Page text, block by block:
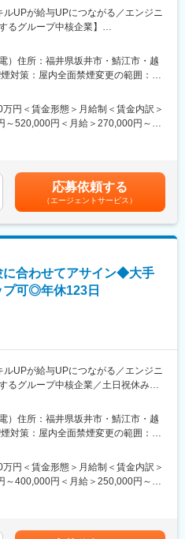
広げる事が可能です。
回開催／プログラミングや設計など幅
目指せる
的なお取引社数を誇る当社。
あっても、会社の都合で挑戦できな
す。
バイザーがおり、キャリアアドバイ
希望する仕事への挑戦を後押ししま
でのキャリアチェンジを支援する制
の新しいキャリアを形成し、貴方の
広げる事が可能です。
ルUPが給与UPにつながる／エンジニ
るグループ中核企業】
カーを中心とした取引先プロジェク
優良企業への幅広い製品開発の技術
設計
設計
装置の電気回路設計 など
業務】
術系動画や勉強が可能
開催／プログラミングや設計など幅
がる／アカデミー制度で取得した単
エンジニアとしての未来がある：
数あり、当社だからこそ挑戦できる
）住所：福井県坂井市・鯖江市・越
策：屋内全面禁煙変更の範囲：本
円＜賃金形態＞月給制＜賃金内訳＞
～520,000円＜月給＞270,000円～
はあくまでも目安の金額であり、選
あります。月給(月額)は固定手当を含
応募依頼する
（エージェントサービス）
に合わせてアサイン◆大手
可◎年休123日
ルUPが給与UPにつながる／エンジニ
るグループ中核企業／土日祝休み】
社顧客先プロジェクトに参画いただ
てご活躍いただけます。
業務】
）住所：福井県坂井市・鯖江市・越
策：屋内全面禁煙変更の範囲：本
円＜賃金形態＞月給制＜賃金内訳＞
～400,000円＜月給＞250,000円～